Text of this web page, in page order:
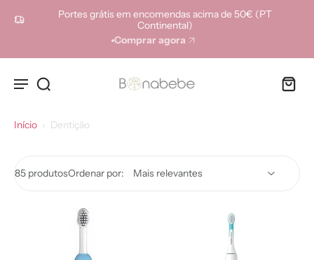
Portes grátis em encomendas acima de 50€ (PT
Continental)
Comprar agora
Início › Dentição
85 produtosOrdenar por: